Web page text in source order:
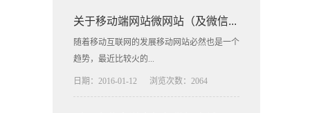
关于移动端网站微网站（及微信...
随着移动互联网的发展移动网站必然也是一个
趋势，最近比较火的...
日期：2016-01-12 浏览次数：2064